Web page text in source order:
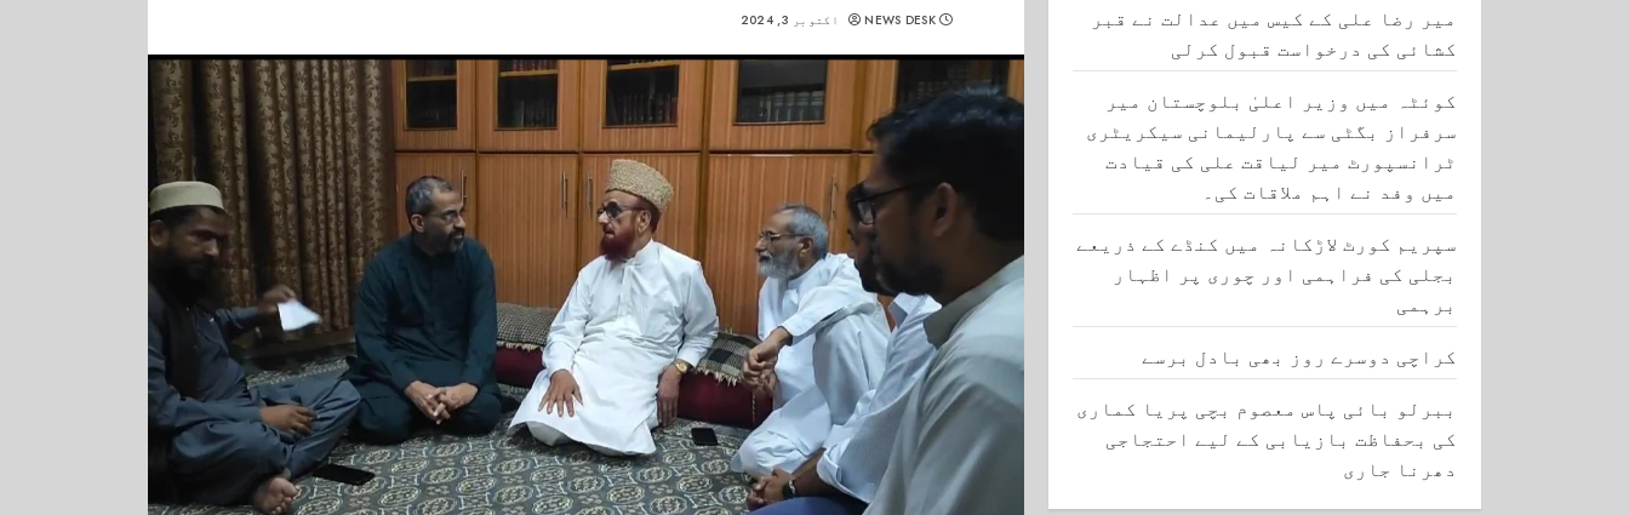
NEWS DESK اکتوبر 3, 2024
میر رضا علی کے کیس میں عدالت نے قبر
کشائی کی درخواست قبول کرلی
کوئٹہ میں وزیر اعلیٰ بلوچستان میر
سرفراز بگٹی سے پارلیمانی سیکریٹری
ٹرانسپورٹ میر لیاقت علی کی قیادت
میں وفد نے اہم ملاقات کی۔
سپریم کورٹ لاڑکانہ میں کنڈے کے ذریعے
بجلی کی فراہمی اور چوری پر اظہار
برہمی
کراچی دوسرے روز بھی بادل برسے
ببرلو بائی پاس معصوم بچی پریا کماری
کی بحفاظت بازیابی کے لیے احتجاجی
دھرنا جاری